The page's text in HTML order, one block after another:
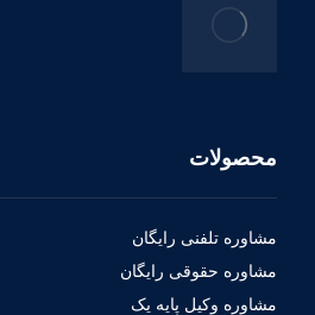
محصولات
مشاوره تلفنی رایگان
مشاوره حقوقی رایگان
مشاوره وکیل پایه یک